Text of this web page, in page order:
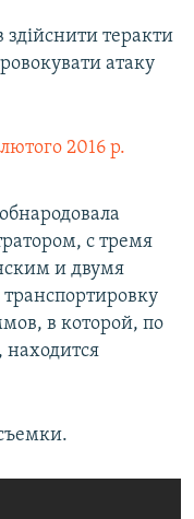
теракти
атаку
2016 р.
с тремя
и двумя
в которой, по